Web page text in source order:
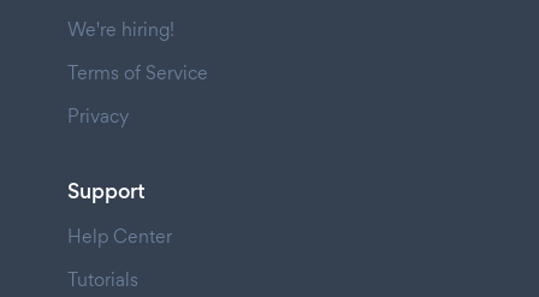
We're hiring!
Terms of Service
Privacy
Support
Help Center
Tutorials